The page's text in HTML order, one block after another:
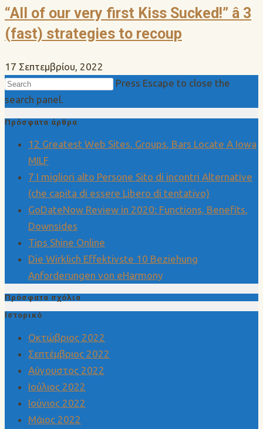
“All of our very first Kiss Sucked!” â 3
(fast) strategies to recoup
17 Σεπτεμβρίου, 2022
Press Escape to close the
search panel.
Πρόσφατα άρθρα
12 Greatest Web Sites, Groups, Bars Locate A Iowa
MILF
7 I migliori alto Persone Sito di incontri Alternative
(che capita di essere Libero di tentativo)
GoDateNow Review in 2020: Functions, Benefits,
Downsides
Tips Shine Online
Die Wirklich Effektivste 10 Beziehung
Anforderungen von eHarmony
Πρόσφατα σχόλια
Ιστορικό
Οκτώβριος 2022
Σεπτέμβριος 2022
Αύγουστος 2022
Ιούλιος 2022
Ιούνιος 2022
Μάιος 2022